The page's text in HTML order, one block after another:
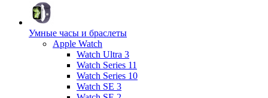
Умные часы и браслеты
Apple Watch
Watch Ultra 3
Watch Series 11
Watch Series 10
Watch SE 3